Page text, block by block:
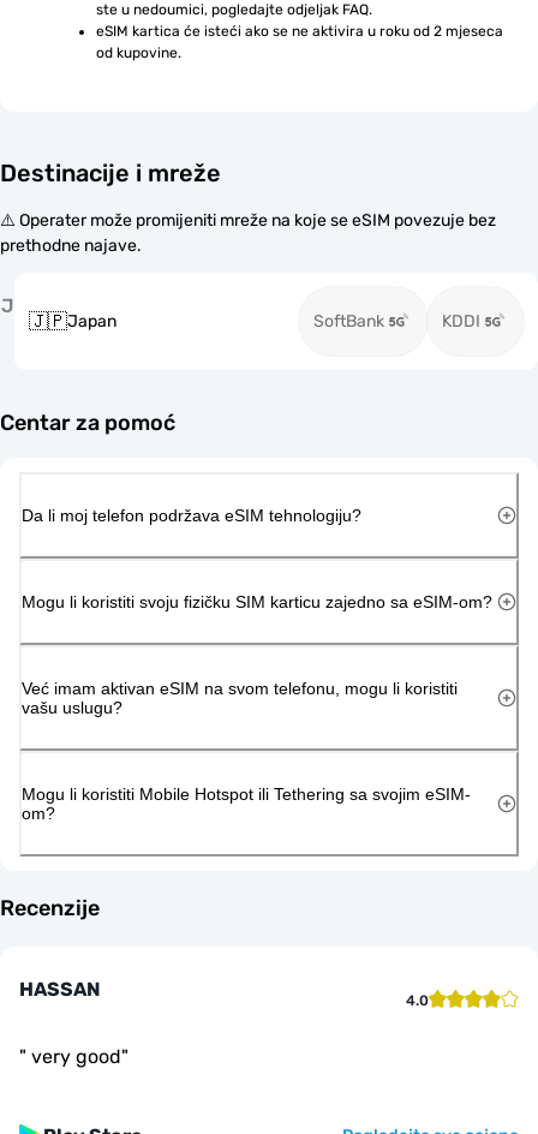
ste u nedoumici, pogledajte odjeljak FAQ.
eSIM kartica će isteći ako se ne aktivira u roku od 2 mjeseca
od kupovine.
Destinacije i mreže
⚠️ Operater može promijeniti mreže na koje se eSIM povezuje bez
prethodne najave.
J
🇯🇵Japan SoftBank KDDI
Centar za pomoć
Da li moj telefon podržava eSIM tehnologiju?
Mogu li koristiti svoju fizičku SIM karticu zajedno sa eSIM-om?
Već imam aktivan eSIM na svom telefonu, mogu li koristiti
vašu uslugu?
Mogu li koristiti Mobile Hotspot ili Tethering sa svojim eSIM-
om?
Recenzije
HASSAN 4.0
" very good"